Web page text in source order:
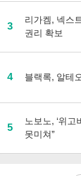
3
리가켐, 넥스
권리 확보
4 블랙록, 알테
5
노보노, ‘위고
못미쳐”